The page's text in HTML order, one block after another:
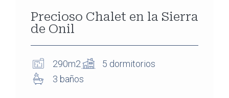
Precioso Chalet en la Sierra
de Onil
290m2
5 dormitorios
3 baños